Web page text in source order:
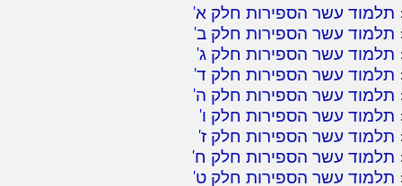
תלמוד עשר הספירות חלק א'
תלמוד עשר הספירות חלק ב'
תלמוד עשר הספירות חלק ג'
תלמוד עשר הספירות חלק ד'
תלמוד עשר הספירות חלק ה'
תלמוד עשר הספירות חלק ו'
תלמוד עשר הספירות חלק ז'
תלמוד עשר הספירות חלק ח'
תלמוד עשר הספירות חלק ט'